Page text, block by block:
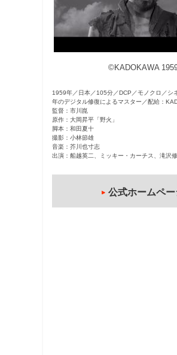
©KADOKAWA
1959年／日本／105分／DCP／モノクロ／シ
年のデジタル修復によるマスター／配給：
監督：市川崑
原作：大岡昇平「野火」
脚本：和田夏十
撮影：小林節雄
音楽：芥川也寸志
出演：船越英二、ミッキー・カーチス、滝沢修
公式ホームペー